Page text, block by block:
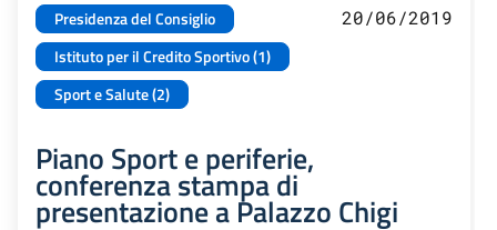
Presidenza del Consiglio
Istituto per il Credito Sportivo (1)
Sport e Salute (2)
20/06/2019
Piano Sport e periferie,
conferenza stampa di
presentazione a Palazzo Chigi